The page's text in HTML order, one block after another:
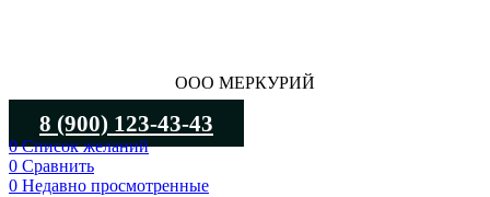
ООО МЕРКУРИЙ
8 (900) 123-43-43
0Список желаний
0 Сравнить
0 Недавно просмотренные